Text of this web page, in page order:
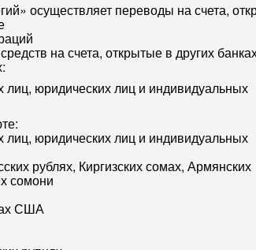
осуществляет переводы на счета,
на счета, открытые в других
лиц, юридических лиц и индивидуальных
лиц, юридических лиц и индивидуальных
рублях, Киргизских сомах, Армянских
сомони
США